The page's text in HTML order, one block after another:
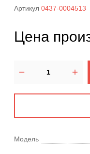
Артикул 0437-0004513
Цена
Модель